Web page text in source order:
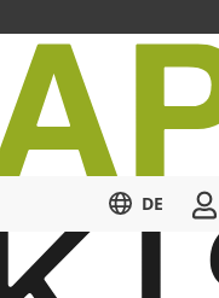
DE